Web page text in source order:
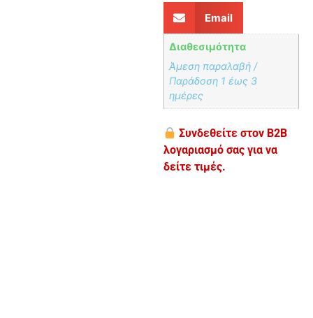
Email
Διαθεσιμότητα
Άμεση παραλαβή /
Παράδoση 1 έως 3
ημέρες
Συνδεθείτε στον B2B
λογαριασμό σας για να
δείτε τιμές.